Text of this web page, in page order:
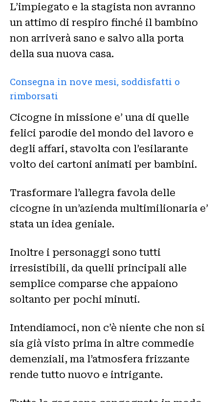
L’impiegato e la stagista non avranno
un attimo di respiro finché il bambino
non arriverà sano e salvo alla porta
della sua nuova casa.
Consegna in nove mesi, soddisfatti o
rimborsati
Cicogne in missione e’ una di quelle
felici parodie del mondo del lavoro e
degli affari, stavolta con l’esilarante
volto dei cartoni animati per bambini.
Trasformare l’allegra favola delle
cicogne in un’azienda multimilionaria e’
stata un idea geniale.
Inoltre i personaggi sono tutti
irresistibili, da quelli principali alle
semplice comparse che appaiono
soltanto per pochi minuti.
Intendiamoci, non c’è niente che non si
sia già visto prima in altre commedie
demenziali, ma l’atmosfera frizzante
rende tutto nuovo e intrigante.